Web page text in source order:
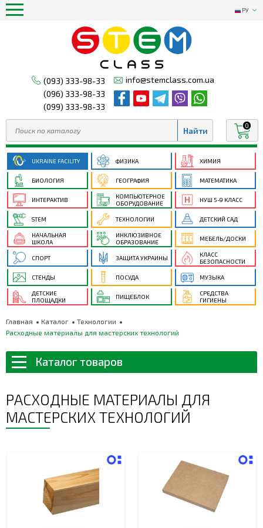
РУ
(093) 333-98-33
(096) 333-98-33
(099) 333-98-33
info@stemclass.com.ua
0
UKRAINE FACILITY ФИЗИКА ХИМИЯ
БИОЛОГИЯ ГЕОГРАФИЯ МАТЕМАТИКА
ИНТЕРАКТИВ
КОМПЬЮТЕРНОЕ
ОБОРУДОВАНИЕ
НУШ 5-9 КЛАСС
STEM ТЕХНОЛОГИИ ДЕТСКИЙ САД
НАЧАЛЬНАЯ
ШКОЛА
ИНКЛЮЗИВНОЕ
ОБРАЗОВАНИЕ
МЕБЕЛЬ/ДОСКИ
СПОРТ ЗАЩИТА УКРАИНЫ
КЛАСС
БЕЗОПАСНОСТИ
СТЕНДЫ ПОСУДА МУЗЫКА
ДЕТСКИЕ
ПЛОЩАДКИ
ПИЩЕБЛОК
СРЕДСТВА
ГИГИЕНЫ
Главная Каталог
Технологии
Расходные материалы для мастерских технологий
Каталог товаров
РАСХОДНЫЕ МАТЕРИАЛЫ ДЛЯ
МАСТЕРСКИХ ТЕХНОЛОГИЙ